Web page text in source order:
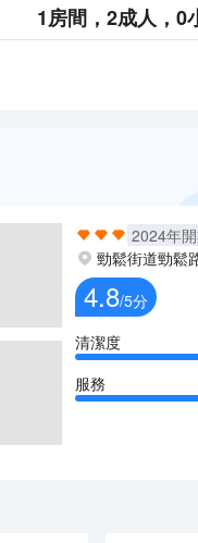
1房間， 2成人， 0
2024年
勁鬆街道勁鬆
4.8/5分
清潔度
服務